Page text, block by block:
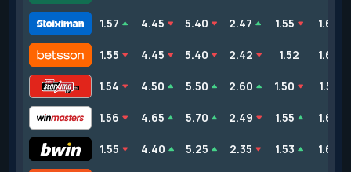
1.57 4.45 5.40 2.47 1.55 1.62
1.55 4.45 5.40 2.42 1.52 1.62
1.54 4.50 5.50 2.60 1.50 1.55
1.56 4.65 5.70 2.49 1.55 1.66
1.55 4.40 5.25 2.35 1.53 1.65